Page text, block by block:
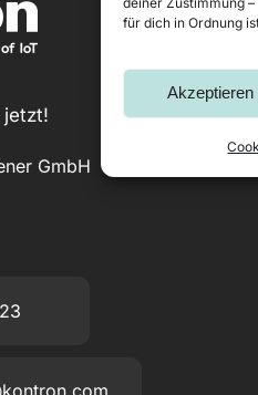
für dich in Ordnung
Akzeptieren
jetzt!
GmbH